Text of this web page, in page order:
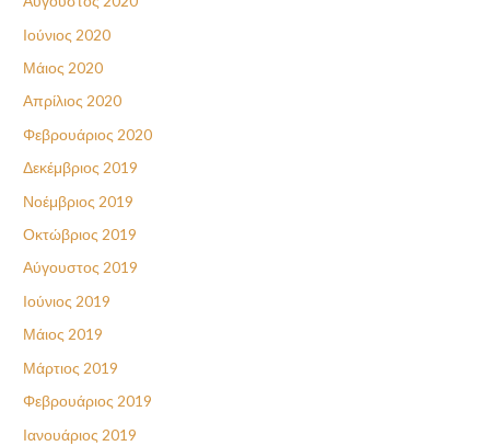
Ιούνιος 2020
Μάιος 2020
Απρίλιος 2020
Φεβρουάριος 2020
Δεκέμβριος 2019
Νοέμβριος 2019
Οκτώβριος 2019
Αύγουστος 2019
Ιούνιος 2019
Μάιος 2019
Μάρτιος 2019
Φεβρουάριος 2019
Ιανουάριος 2019